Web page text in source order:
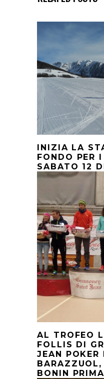
INIZIA LA
FONDO PER
SABATO 12
AL TROFEO
FOLLIS DI
JEAN POKER
BONIN